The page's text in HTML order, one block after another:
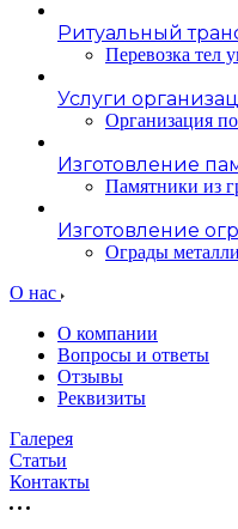
Ритуальный
Перевозка тел
Услуги
Организация
Изготовление
Памятники из
Изготовление
Ограды
О нас
О компании
Вопросы и ответы
Отзывы
Реквизиты
Галерея
Статьи
Контакты